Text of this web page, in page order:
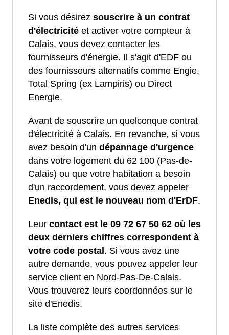
Si vous désirez souscrire à un contrat
d'électricité et activer votre compteur à
Calais, vous devez contacter les
fournisseurs d'énergie. Il s'agit d'EDF ou
des fournisseurs alternatifs comme Engie,
Total Spring (ex Lampiris) ou Direct
Energie.
Avant de souscrire un quelconque contrat
d'électricité à Calais. En revanche, si vous
avez besoin d'un dépannage d'urgence
dans votre logement du 62 100 (Pas-de-
Calais) ou que votre habitation a besoin
d'un raccordement, vous devez appeler
Enedis, qui est le nouveau nom d'ErDF.
Leur contact est le 09 72 67 50 62 où les
deux derniers chiffres correspondent à
votre code postal . Si vous avez une
autre demande, vous pouvez appeler leur
service client en Nord-Pas-De-Calais.
Vous trouverez leurs coordonnées sur le
site d'Enedis.
La liste complète des autres services